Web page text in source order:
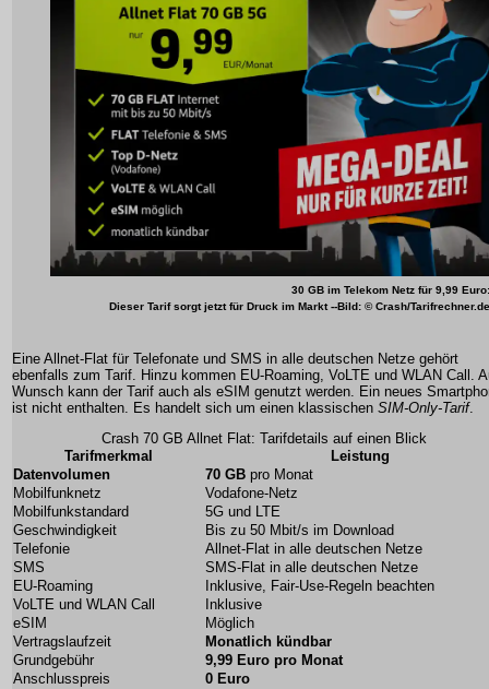
30 GB im Telekom Netz für 9,99 Euro:
Dieser Tarif sorgt jetzt für Druck im Markt --Bild: © Crash/Tarifrechner.de
Eine Allnet-Flat für Telefonate und SMS in alle deutschen Netze gehört
ebenfalls zum Tarif. Hinzu kommen EU-Roaming, VoLTE und WLAN Call.
Wunsch kann der Tarif auch als eSIM genutzt werden. Ein neues
ist nicht enthalten. Es handelt sich um einen klassischen SIM-Only-Tarif.
Crash 70 GB Allnet Flat: Tarifdetails auf einen Blick
Tarifmerkmal
Leistung
Datenvolumen
70 GB pro Monat
Mobilfunknetz
Vodafone-Netz
Mobilfunkstandard
5G und LTE
Geschwindigkeit
Bis zu 50 Mbit/s im Download
Telefonie
Allnet-Flat in alle deutschen Netze
SMS
SMS-Flat in alle deutschen Netze
EU-Roaming
Inklusive, Fair-Use-Regeln beachten
VoLTE und WLAN Call
Inklusive
eSIM
Möglich
Vertragslaufzeit
Monatlich kündbar
Grundgebühr
9,99 Euro pro Monat
Anschlusspreis
0 Euro